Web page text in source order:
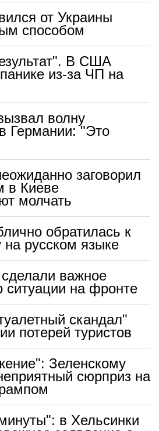
от Украины
способом
В США
из-за ЧП на
волну
Германии: "Это
заговорил
в Киеве
молчать
обратилась к
на русском языке
важное
ситуации на фронте
скандал"
потерей туристов
Зеленскому
сюрприз на
в Хельсинки